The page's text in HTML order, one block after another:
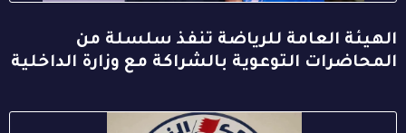
الهيئة العامة للرياضة تنفذ سلسلة من
المحاضرات التوعوية بالشراكة مع وزارة الداخلية